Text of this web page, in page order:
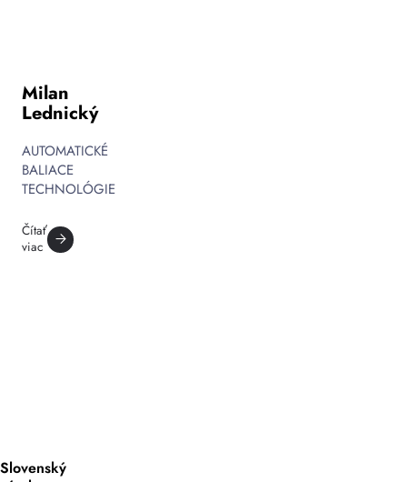
Milan
Lednický
AUTOMATICKÉ
BALIACE
TECHNOLÓGIE
Čítať
viac
Slovenský